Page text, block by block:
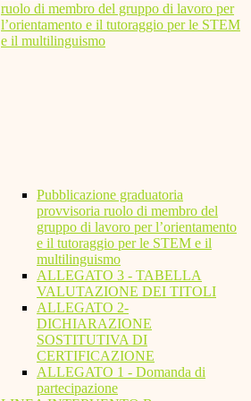
ruolo di membro del gruppo di lavoro per
l’orientamento e il tutoraggio per le STEM
e il multilinguismo
Pubblicazione graduatoria
provvisoria ruolo di membro del
gruppo di lavoro per l’orientamento
e il tutoraggio per le STEM e il
multilinguismo
ALLEGATO 3 - TABELLA
VALUTAZIONE DEI TITOLI
ALLEGATO 2-
DICHIARAZIONE
SOSTITUTIVA DI
CERTIFICAZIONE
ALLEGATO 1 - Domanda di
partecipazione